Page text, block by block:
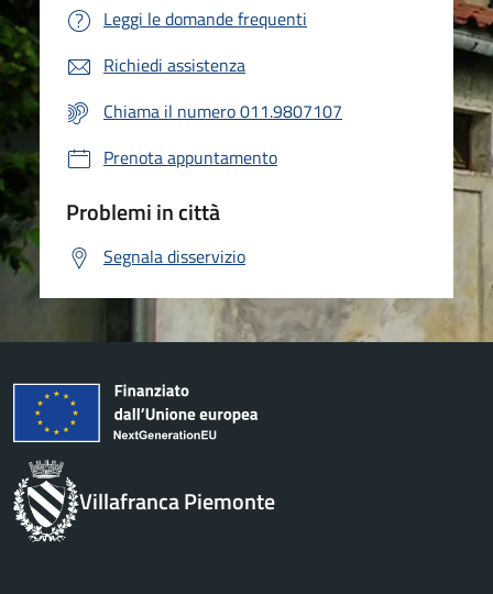
Leggi le domande frequenti
Richiedi assistenza
Chiama il numero 011.9807107
Prenota appuntamento
Problemi in città
Segnala disservizio
Villafranca Piemonte